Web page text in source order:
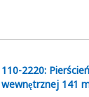
110-2220:
wewnętrznej 141